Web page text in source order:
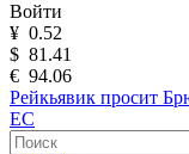
Войти
¥ 0.52
$ 81.41
€ 94.06
Рейкьявик просит
ЕС